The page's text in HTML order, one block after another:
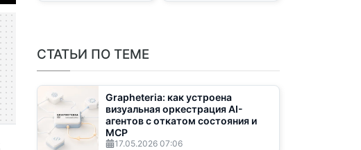
СТАТЬИ ПО ТЕМЕ
Grapheteria: как устроена
визуальная оркестрация AI-
агентов с откатом состояния и
MCP
17.05.2026 07:06